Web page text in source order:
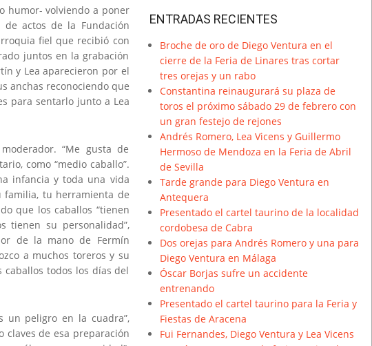
humor- volviendo a poner
actos de la Fundación
fiel que recibió con
juntos en la grabación
y Lea aparecieron por el
anchas reconociendo que
para sentarlo junto a Lea
“Me gusta de
como “medio caballo”.
infancia y toda una vida
familia, tu herramienta de
que los caballos “tienen
tienen su personalidad”,
de la mano de Fermín
a muchos toreros y su
todos los días del
un peligro en la cuadra”,
claves de esa preparación
disminuir
el
ENTRADAS RECIENTES
Broche de oro de Diego Ventura en el
cierre de la Feria de Linares tras cortar
tres orejas y un rabo
Constantina reinaugurará su plaza de
toros el próximo sábado 29 de febrero con
un gran festejo de rejones
Andrés Romero, Lea Vicens y Guillermo
Hermoso de Mendoza en la Feria de Abril
de Sevilla
Tarde grande para Diego Ventura en
Antequera
Presentado el cartel taurino de la localidad
cordobesa de Cabra
Dos orejas para Andrés Romero y una para
Diego Ventura en Málaga
Óscar Borjas sufre un accidente
entrenando
Presentado el cartel taurino para la Feria y
Fiestas de Aracena
Fui Fernandes, Diego Ventura y Lea Vicens